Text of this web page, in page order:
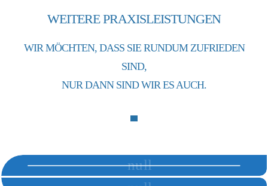
WEITERE PRAXISLEISTUNGEN
WIR MÖCHTEN, DASS SIE RUNDUM ZUFRIEDEN
SIND,
NUR DANN SIND WIR ES AUCH.
EINE MODERNE LÖSUNG FÜR IHREN ZAHNERSATZ
ENDODONTIE